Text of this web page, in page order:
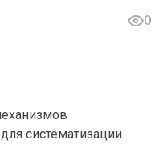
0
систематизации